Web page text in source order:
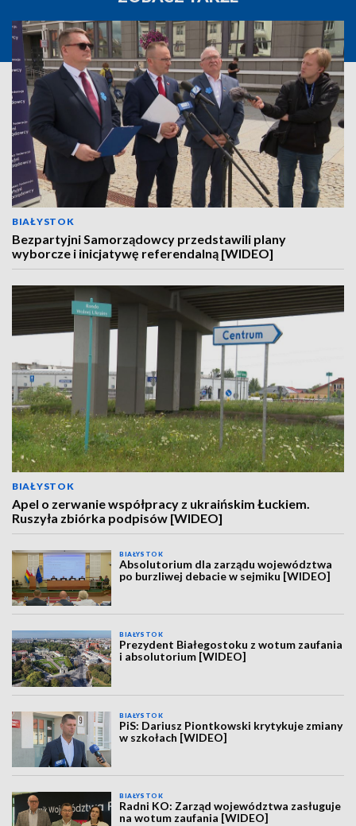
BIAŁYSTOK
Bezpartyjni Samorządowcy przedstawili plany
wyborcze i inicjatywę referendalną [WIDEO]
BIAŁYSTOK
Apel o zerwanie współpracy z ukraińskim Łuckiem.
Ruszyła zbiórka podpisów [WIDEO]
BIAŁYSTOK
Absolutorium dla zarządu województwa
po burzliwej debacie w sejmiku [WIDEO]
BIAŁYSTOK
Prezydent Białegostoku z wotum zaufania
i absolutorium [WIDEO]
BIAŁYSTOK
PiS: Dariusz Piontkowski krytykuje zmiany
w szkołach [WIDEO]
BIAŁYSTOK
Radni KO: Zarząd województwa zasługuje
na wotum zaufania [WIDEO]